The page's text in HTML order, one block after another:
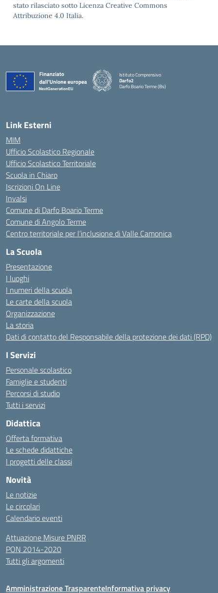
stato rilasciato sotto Licenza Creative Commons
Attribuzione 4.0 Italia.
Istituto Comprensivo
Darfo2
Darfo Boario Terme (Bs)
Link Esterni
MIM
Ufficio Scolastico Regionale
Ufficio Scolastico Territoriale
Scuola in Chiaro
Iscrizioni On Line
Invalsi
Comune di Darfo Boario Terme
Comune di Angolo Terme
Centro territoriale per l’inclusione di Valle Camonica
La Scuola
Presentazione
I luoghi
I numeri della scuola
Le carte della scuola
Organizzazione
La storia
Dati di contatto del Responsabile della protezione dei dati (RPD)
I Servizi
Personale scolastico
Famiglie e studenti
Percorsi di studio
Tutti i servizi
Didattica
Offerta formativa
Le schede didattiche
I progetti delle classi
Novità
Le notizie
Le circolari
Calendario eventi
Attuazione Misure PNRR
PON 2014-2020
Tutti gli argomenti
Amministrazione TrasparenteInformativa privacy